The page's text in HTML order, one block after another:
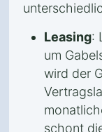
Leasing:
um
wird der
schont